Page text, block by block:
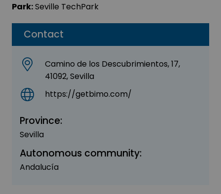
Contact
Camino de los Descubrimientos, 17,
41092, Sevilla
https://getbimo.com/
Province:
Sevilla
Autonomous community:
Andalucía
Park:Seville TechPark